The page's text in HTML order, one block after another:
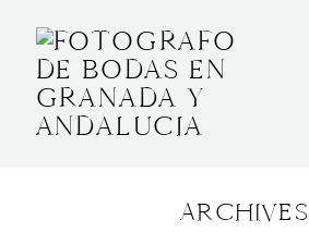
ARCHIVES
BODAS